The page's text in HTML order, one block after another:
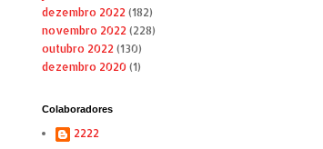
dezembro 2022(182)
novembro 2022(228)
outubro 2022(130)
dezembro 2020(1)
Colaboradores
2222